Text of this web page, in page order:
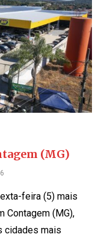
(MG)
feira (5) mais
Contagem (MG),
cidades mais